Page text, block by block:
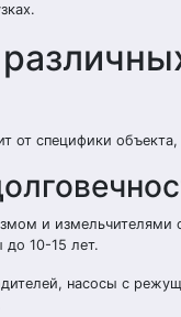
от специфики
и измельчителями
до 10-15 лет.
насосы с